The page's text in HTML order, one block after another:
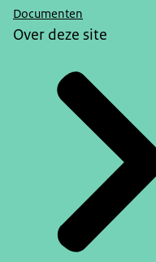
Documenten
Over deze site